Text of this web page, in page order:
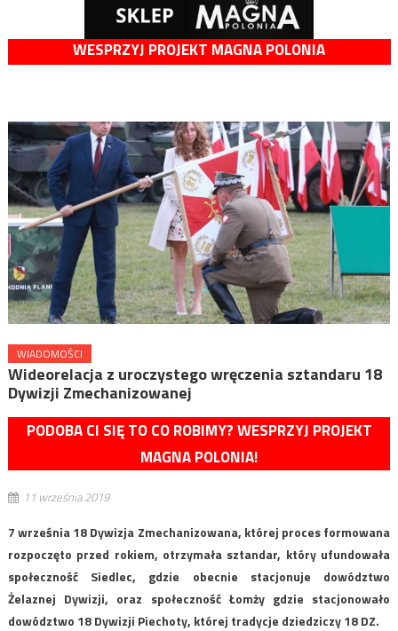
WESPRZYJ PROJEKT MAGNA POLONIA
WIADOMOŚCI
Wideorelacja z uroczystego wręczenia sztandaru 18
Dywizji Zmechanizowanej
PODOBA CI SIĘ TO CO ROBIMY? WESPRZYJ PROJEKT
MAGNA POLONIA!
11 września 2019
7 września 18 Dywizja Zmechanizowana, której proces formowana
rozpoczęto przed rokiem, otrzymała sztandar, który ufundowała
społeczność Siedlec, gdzie obecnie stacjonuje dowództwo
Żelaznej Dywizji, oraz społeczność Łomży gdzie stacjonowało
dowództwo 18 Dywizji Piechoty, której tradycje dziedziczy 18 DZ.